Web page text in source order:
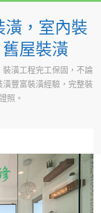
，室內裝
屋裝潢
潢工程完工保固，不論
豐富裝潢經驗，完整裝
照。